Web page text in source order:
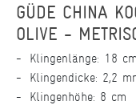
GÜDE CHINA
OLIVE -
Klingenlänge: 18 cm
Klingendicke: 2,2
Klingenhöhe: 8 cm